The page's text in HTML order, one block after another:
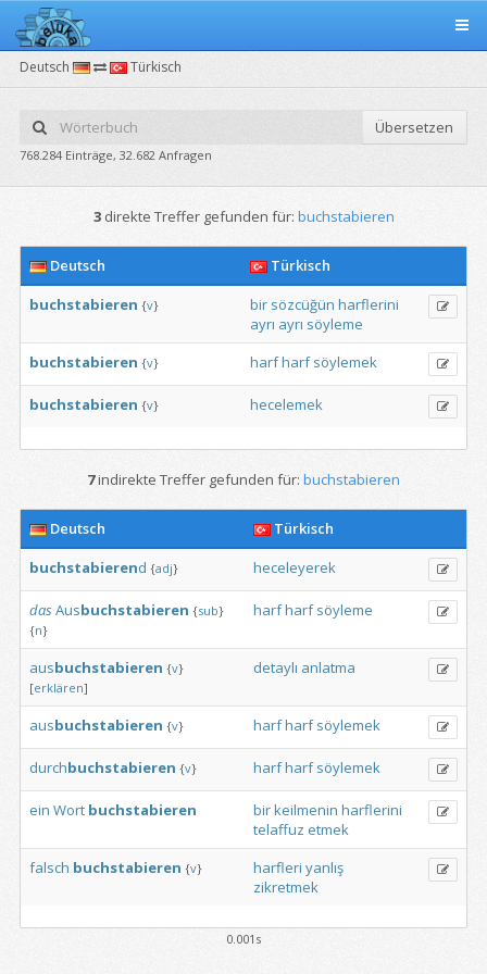
Deutsch Türkisch
Übersetzen
768.284 Einträge, 32.682 Anfragen
3 direkte Treffer gefunden für: buchstabieren
Deutsch
Türkisch
buchstabieren {v} bir sözcüğün harflerini
ayrı ayrı söyleme
buchstabieren {v} harfharf söylemek
buchstabieren {v} hecelemek
7indirekte Treffer gefunden für: buchstabieren
Deutsch
Türkisch
buchstabierend {adj} heceleyerek
dasAusbuchstabieren {sub}
{n}
harfharf söyleme
ausbuchstabieren {v}
[erklären]
detaylı anlatma
ausbuchstabieren {v} harfharf söylemek
durchbuchstabieren {v} harfharf söylemek
ein Wort buchstabieren birkeilmenin harflerini
telaffuz etmek
falsch buchstabieren {v} harfleri yanlış
zikretmek
0.001s